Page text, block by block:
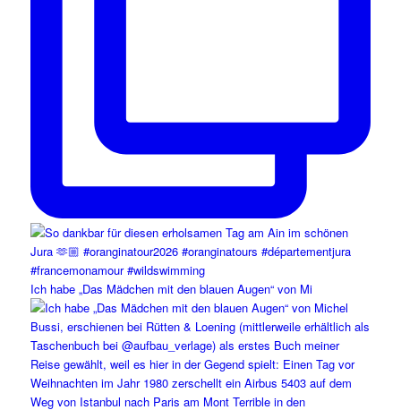
Ich habe „Das Mädchen mit den blauen Augen“ von Mi